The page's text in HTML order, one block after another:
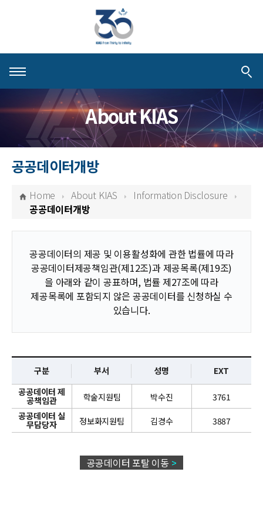
About KIAS
People
Schools
Centers & Programs
Activities
Publications
News
For Visitors
About KIAS
공공데이터개방
Home About KIAS
Information Disclosure
공공데이터개방
공공데이터의 제공 및 이용활성화에 관한 법률에 따라
공공데이터제공책임관(제12조)과 제공목록(제19조)
을 아래와 같이 공표하며, 법률 제27조에 따라
제공목록에 포함되지 않은 공공데이터를 신청하실 수
있습니다.
데
이
터
제
구분 부서 성명
EXT
공공데이터 제
공책임관 학술지원팀 박수진
3761
공공데이터 실
무담당자 정보화지원팀 김경수 3887
공공데이터 포탈 이동 >